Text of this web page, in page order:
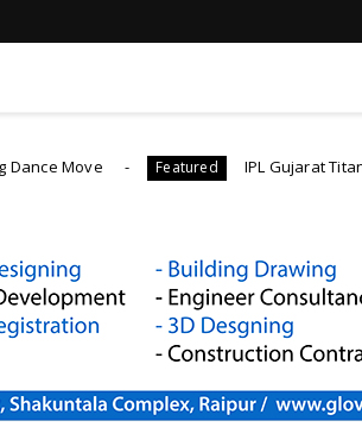
Featured IPL Gujarat Titans vs